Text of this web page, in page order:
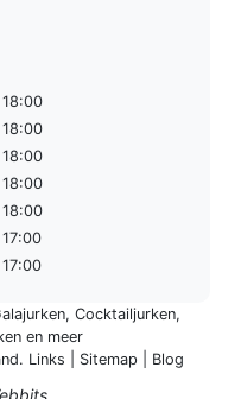
, Cocktailjurken,
en meer
. Links Sitemap Blog